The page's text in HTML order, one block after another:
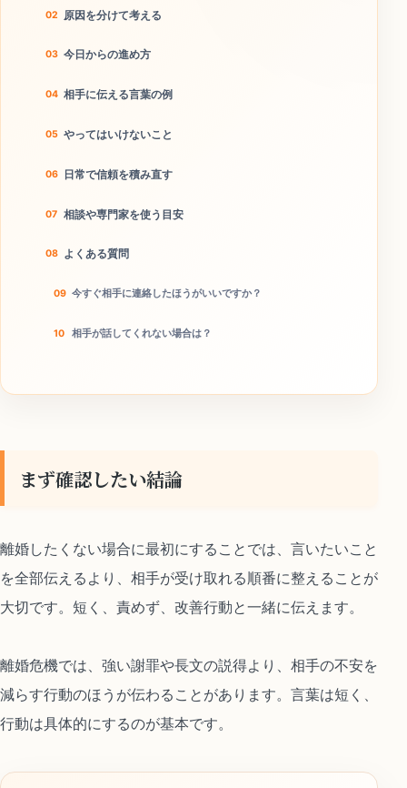
原因を分けて考える
今日からの進め方
相手に伝える言葉の例
やってはいけないこと
日常で信頼を積み直す
相談や専門家を使う目安
よくある質問
今すぐ相手に連絡したほうがいいですか？
相手が話してくれない場合は？
まず確認したい結論
離婚したくない場合に最初にすることでは、言いたいこと
を全部伝えるより、相手が受け取れる順番に整えることが
大切です。短く、責めず、改善行動と一緒に伝えます。
離婚危機では、強い謝罪や長文の説得より、相手の不安を
減らす行動のほうが伝わることがあります。言葉は短く、
行動は具体的にするのが基本です。